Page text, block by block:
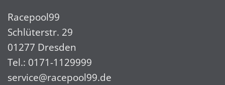
Racepool99
Schlüterstr. 29
01277 Dresden
Tel.: 0171-1129999
service@racepool99.de